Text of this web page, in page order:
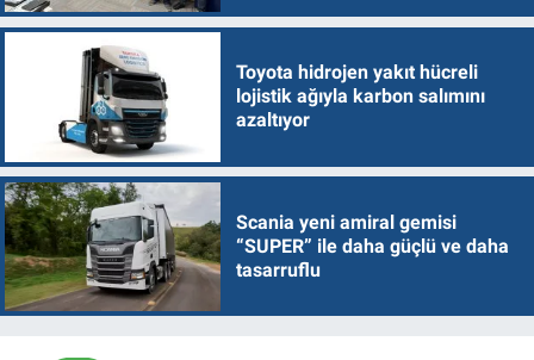
Toyota hidrojen yakıt hücreli
lojistik ağıyla karbon salımını
azaltıyor
Scania yeni amiral gemisi
“SUPER” ile daha güçlü ve daha
tasarruflu